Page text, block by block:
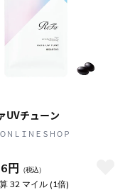
UVチューン
ＮＬＩＮＥＳＨＯＰ
円 （税込）
32 マイル (1倍)